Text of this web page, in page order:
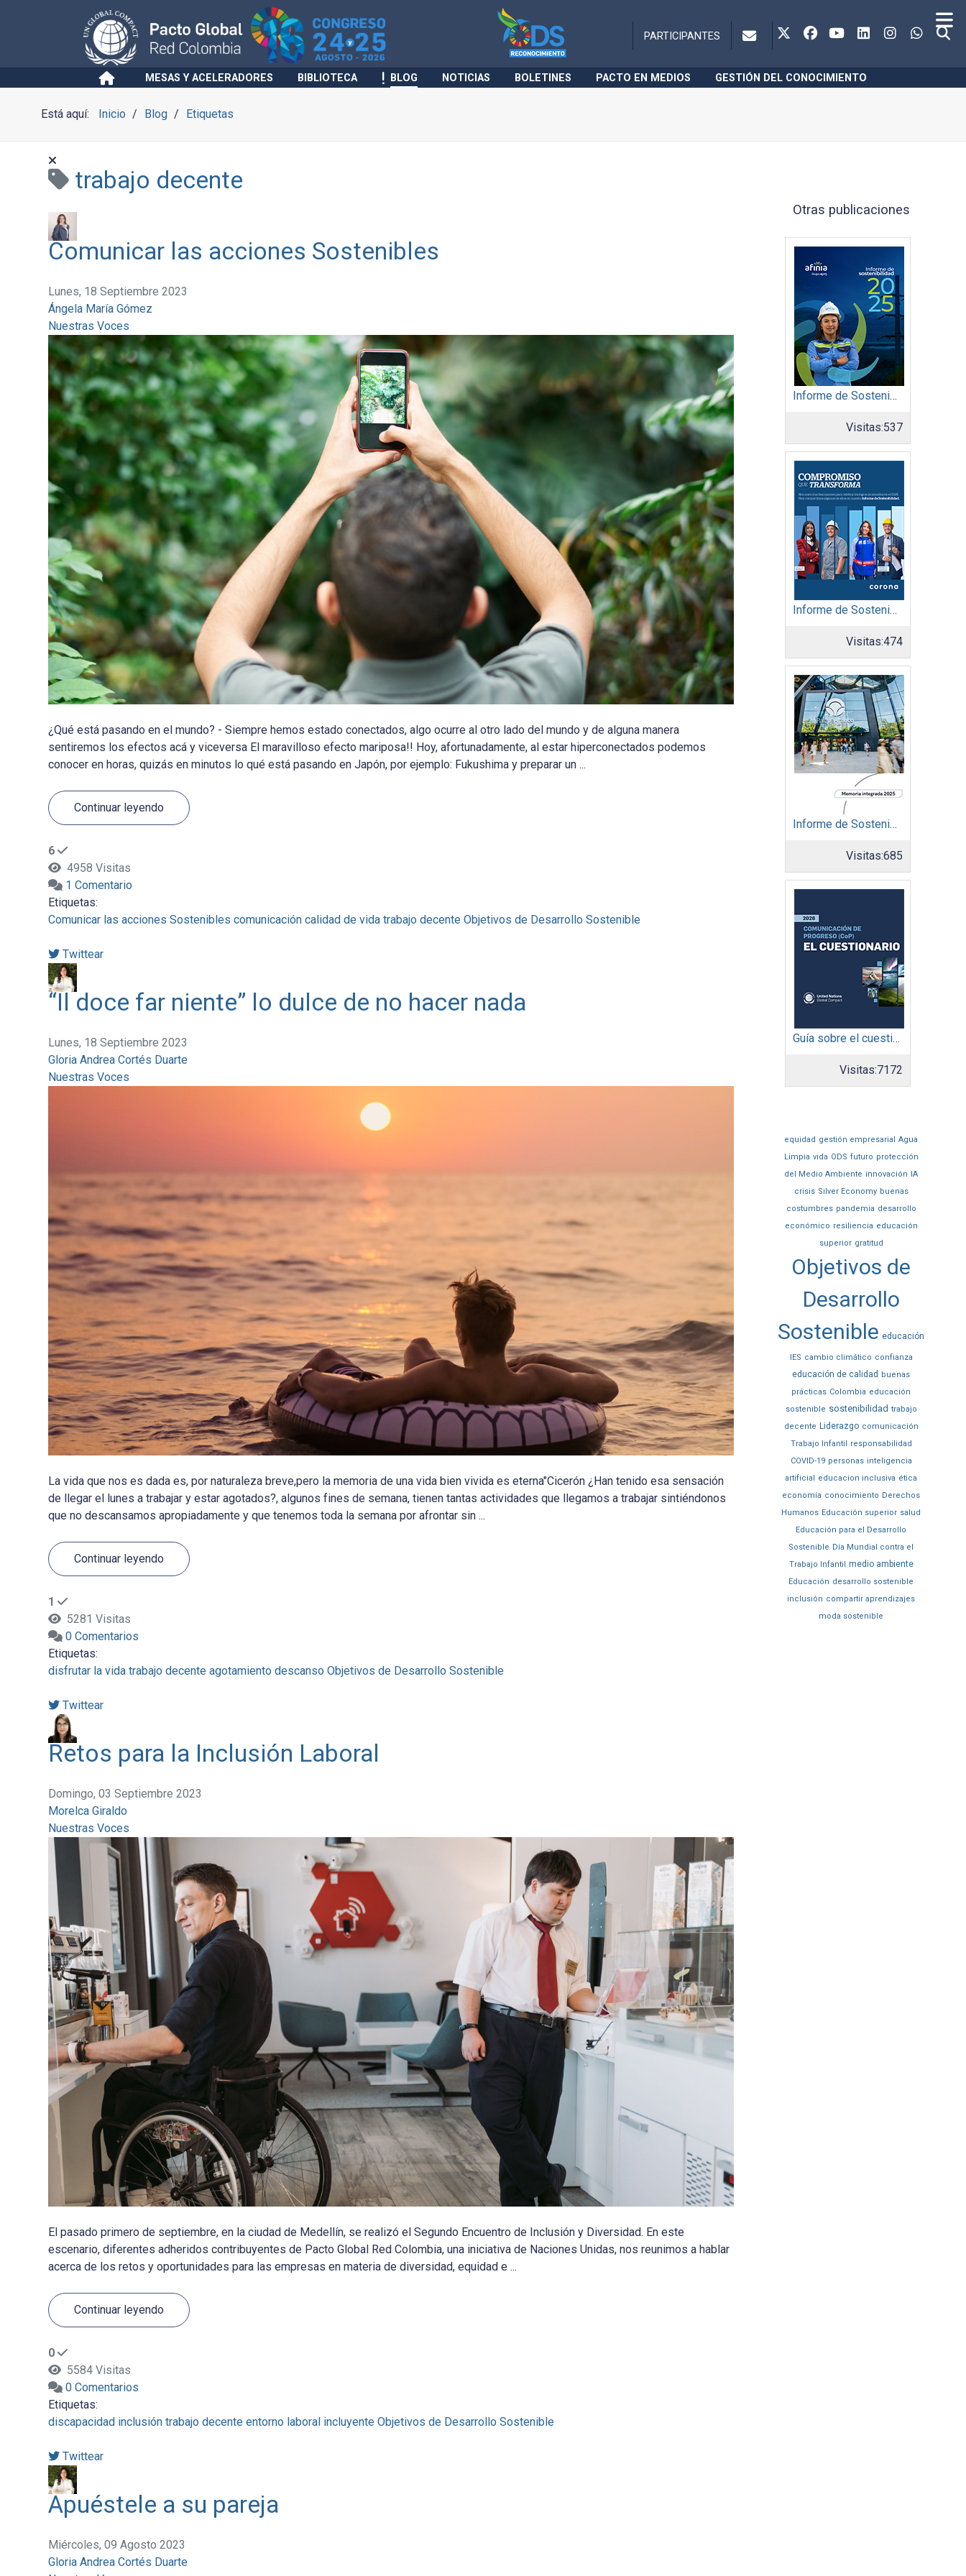
PARTICIPANTES
MESAS Y ACELERADORES BIBLIOTECA BLOG NOTICIAS BOLETINES PACTO EN MEDIOS GESTIÓN DEL CONOCIMIENTO
Está aquí: Inicio Blog Etiquetas
trabajo decente
Comunicar las acciones Sostenibles
Lunes, 18 Septiembre 2023
Ángela María Gómez
Nuestras Voces
¿Qué está pasando en el mundo? - Siempre hemos estado conectados, algo ocurre al otro lado del mundo y de alguna manera
sentiremos los efectos acá y viceversa El maravilloso efecto mariposa!! Hoy, afortunadamente, al estar hiperconectados podemos
conocer en horas, quizás en minutos lo qué está pasando en Japón, por ejemplo: Fukushima y preparar un ...
Continuar leyendo
6
4958 Visitas
1 Comentario
Etiquetas:
Comunicar las acciones Sostenibles comunicación calidad de vida trabajo decente Objetivos de Desarrollo Sostenible
Twittear
“Il doce far niente” lo dulce de no hacer nada
Lunes, 18 Septiembre 2023
Gloria Andrea Cortés Duarte
Nuestras Voces
La vida que nos es dada es, por naturaleza breve,pero la memoria de una vida bien vivida es eterna"Cicerón ¿Han tenido esa sensación
de llegar el lunes a trabajar y estar agotados?, algunos fines de semana, tienen tantas actividades que llegamos a trabajar sintiéndonos
que no descansamos apropiadamente y que tenemos toda la semana por afrontar sin ...
Continuar leyendo
1
5281 Visitas
0 Comentarios
Etiquetas:
disfrutar la vida trabajo decente agotamiento descanso Objetivos de Desarrollo Sostenible
Twittear
Retos para la Inclusión Laboral
Domingo, 03 Septiembre 2023
Morelca Giraldo
Nuestras Voces
El pasado primero de septiembre, en la ciudad de Medellín, se realizó el Segundo Encuentro de Inclusión y Diversidad. En este
escenario, diferentes adheridos contribuyentes de Pacto Global Red Colombia, una iniciativa de Naciones Unidas, nos reunimos a hablar
acerca de los retos y oportunidades para las empresas en materia de diversidad, equidad e ...
Continuar leyendo
0
5584 Visitas
0 Comentarios
Etiquetas:
discapacidad inclusión trabajo decente entorno laboral incluyente Objetivos de Desarrollo Sostenible
Twittear
Apuéstele a su pareja
Miércoles, 09 Agosto 2023
Gloria Andrea Cortés Duarte
Otras publicaciones
Informe de Sostenibilidad 2025: Afinia filial del Grupo EPM
Visitas:537
Informe de Sostenibilidad 2025: Organización Corona
Visitas:474
Informe de Sostenibilidad 2025: Parque Arauco
Visitas:685
Guía sobre el cuestionario: Comunicación de Progreso
Visitas:7172
equidad gestión empresarial Agua
Limpia vida ODS futuro protección
del Medio Ambiente innovación IA
crisis Silver Economy buenas
costumbres pandemia desarrollo
económico resiliencia educación
superior gratitud
Objetivos de
Desarrollo
Sostenible educación
IES cambio climático confianza
educación de calidad buenas
prácticas Colombia educación
sostenible sostenibilidad trabajo
decente Liderazgo comunicación
Trabajo Infantil responsabilidad
COVID-19 personas inteligencia
artificial educacion inclusiva ética
economía conocimiento Derechos
Humanos Educación superior salud
Educación para el Desarrollo
Sostenible Día Mundial contra el
Trabajo Infantil medio ambiente
Educación desarrollo sostenible
inclusión compartir aprendizajes
moda sostenible